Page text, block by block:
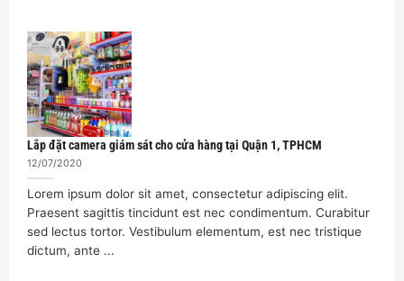
Lắp đặt camera giám sát cho cửa hàng tại Quận 1, TPHCM
12/07/2020
Lorem ipsum dolor sit amet, consectetur adipiscing elit.
Praesent sagittis tincidunt est nec condimentum. Curabitur
sed lectus tortor. Vestibulum elementum, est nec tristique
dictum, ante ...